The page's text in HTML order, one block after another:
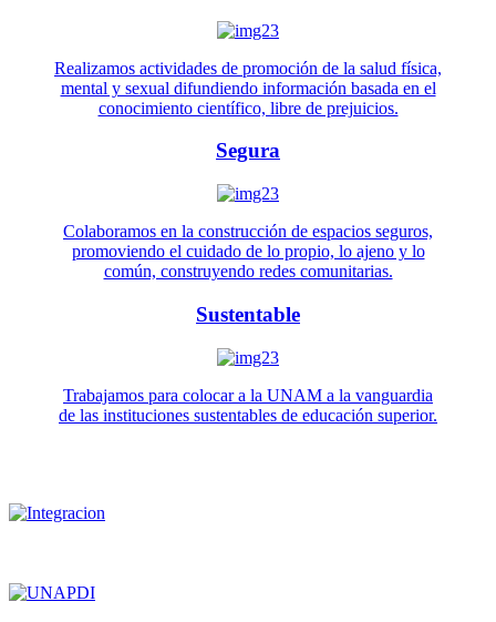
Realizamos actividades de promoción de la salud física,
mental y sexual difundiendo información basada en el
conocimiento científico, libre de prejuicios.
Segura
Colaboramos en la construcción de espacios seguros,
promoviendo el cuidado de lo propio, lo ajeno y lo
común, construyendo redes comunitarias.
Sustentable
Trabajamos para colocar a la UNAM a la vanguardia
de las instituciones sustentables de educación superior.